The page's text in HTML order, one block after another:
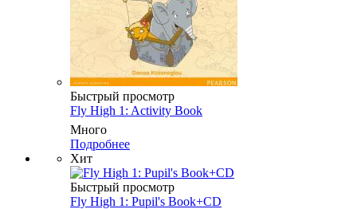
Быстрый просмотр
Fly High 1: Activity Book
Много
Подробнее
Хит
Быстрый просмотр
Fly High 1: Pupil's Book+CD